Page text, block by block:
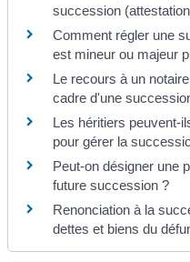
succession
Comment régler une
est mineur ou majeur
Le recours à un
cadre d'une
Les héritiers peuvent-
pour gérer la
Peut-on désigner une
future succession ?
Renonciation à la
dettes et biens du